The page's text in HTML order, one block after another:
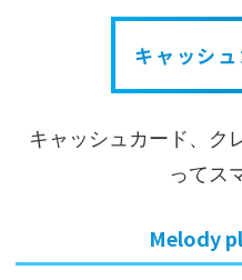
キャッシ
キャッシュカード、ク
ってス
Melody